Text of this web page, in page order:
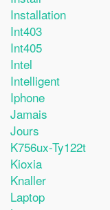
Installation
Int403
Int405
Intel
Intelligent
Iphone
Jamais
Jours
K756ux-Ty122t
Kioxia
Knaller
Laptop